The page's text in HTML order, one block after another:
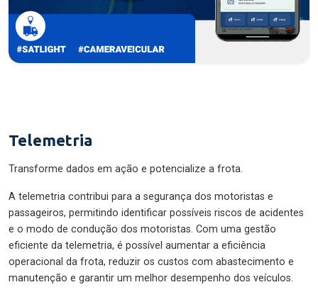
Telemetria
Transforme dados em ação e potencialize a frota.
A telemetria contribui para a segurança dos motoristas e
passageiros, permitindo identificar possíveis riscos de acidentes
e o modo de condução dos motoristas. Com uma gestão
eficiente da telemetria, é possível aumentar a eficiência
operacional da frota, reduzir os custos com abastecimento e
manutenção e garantir um melhor desempenho dos veículos.